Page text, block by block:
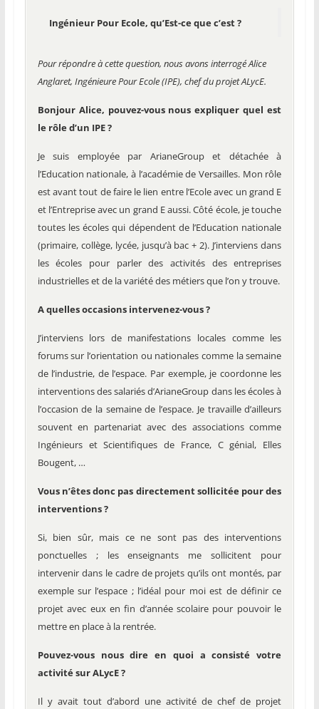
Ingénieur Pour Ecole, qu’Est-ce que c’est ?
Pour répondre à cette question, nous avons interrogé Alice
Anglaret, Ingénieure Pour Ecole (IPE), chef du projet ALycE.
Bonjour Alice, pouvez-vous nous expliquer quel est
le rôle d’un IPE ?
Je suis employée par ArianeGroup et détachée à
l’Education nationale, à l’académie de Versailles. Mon rôle
est avant tout de faire le lien entre l’Ecole avec un grand E
et l’Entreprise avec un grand E aussi. Côté école, je touche
toutes les écoles qui dépendent de l’Education nationale
(primaire, collège, lycée, jusqu’à bac + 2). J’interviens dans
les écoles pour parler des activités des entreprises
industrielles et de la variété des métiers que l’on y trouve.
A quelles occasions intervenez-vous ?
J’interviens lors de manifestations locales comme les
forums sur l’orientation ou nationales comme la semaine
de l’industrie, de l’espace. Par exemple, je coordonne les
interventions des salariés d’ArianeGroup dans les écoles à
l’occasion de la semaine de l’espace. Je travaille d’ailleurs
souvent en partenariat avec des associations comme
Ingénieurs et Scientifiques de France, C génial, Elles
Bougent, …
Vous n’êtes donc pas directement sollicitée pour des
interventions ?
Si, bien sûr, mais ce ne sont pas des interventions
ponctuelles ; les enseignants me sollicitent pour
intervenir dans le cadre de projets qu’ils ont montés, par
exemple sur l’espace ; l’idéal pour moi est de définir ce
projet avec eux en fin d’année scolaire pour pouvoir le
mettre en place à la rentrée.
Pouvez-vous nous dire en quoi a consisté votre
activité sur ALycE ?
Il y avait tout d’abord une activité de chef de projet